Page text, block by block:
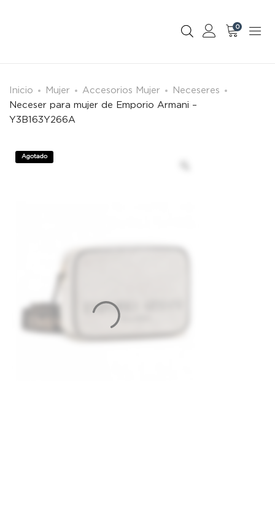
0
Inicio Mujer Accesorios Mujer
Neceseres
Neceser para mujer de Emporio Armani –
Y3B163Y266A
Agotado